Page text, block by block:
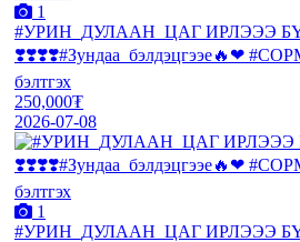
1
#УРИН_ДУЛААН_ЦАГ ИРЛЭЭЭ
❣️❣️❣️❣️#Зундаа_бэлдэцгээе🔥❤
бэлтгэх
250,000₮
2026-07-08
1
#УРИН_ДУЛААН_ЦАГ ИРЛЭЭЭ